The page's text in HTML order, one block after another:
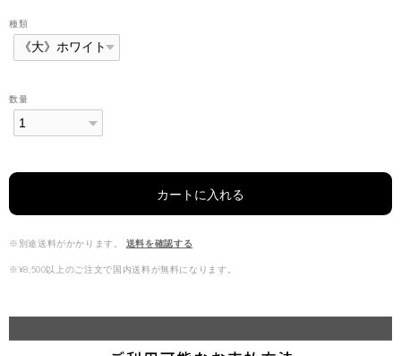
種類
数量
カートに入れる
※別途送料がかかります。 送料を確認する
※¥8,500以上のご注文で国内送料が無料になります。